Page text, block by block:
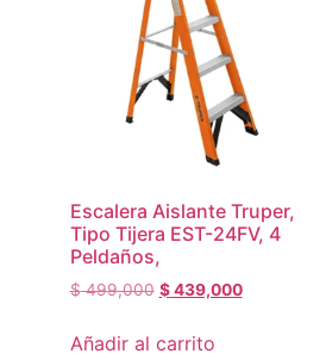
Escalera Aislante Truper,
Tipo Tijera EST-24FV, 4
Peldaños,
$499,000 $439,000
Añadir al carrito